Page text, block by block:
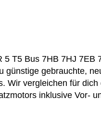
5 T5 Bus 7HB 7HJ 7EB
günstige gebrauchte,
Wir vergleichen für dich
inklusive Vor-